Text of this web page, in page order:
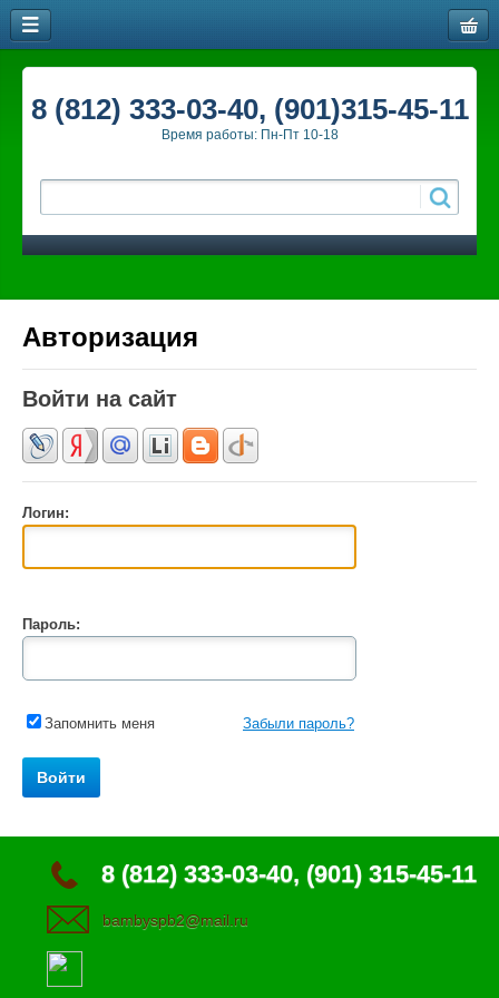
8 (812) 333-03-40, (901)315-45-11
Время работы: Пн-Пт 10-18
Авторизация
Войти на сайт
Логин:
Пароль:
Запомнить меня Забыли пароль?
8 (812) 333-03-40, (901) 315-45-11
bambyspb2@mail.ru